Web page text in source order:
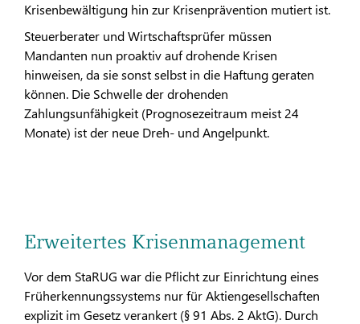
Krisenbewältigung hin zur Krisenprävention mutiert ist.
Steuerberater und Wirtschaftsprüfer müssen
Mandanten nun proaktiv auf drohende Krisen
hinweisen, da sie sonst selbst in die Haftung geraten
können. Die Schwelle der drohenden
Zahlungsunfähigkeit (Prognosezeitraum meist 24
Monate) ist der neue Dreh- und Angelpunkt.
Erweitertes Krisenmanagement
Vor dem StaRUG war die Pflicht zur Einrichtung eines
Früherkennungssystems nur für Aktiengesellschaften
explizit im Gesetz verankert (§ 91 Abs. 2 AktG). Durch